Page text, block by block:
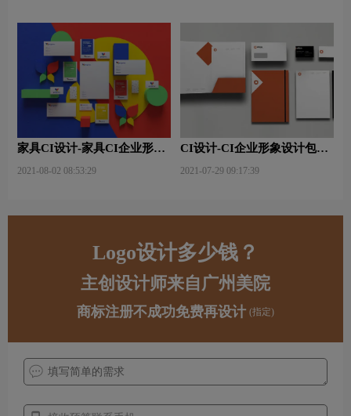
家具CI设计-家具CI企业形象
2021-08-02 08:53:29
CI设计-CI企业形象设计包含
2021-07-29 09:17:39
Logo设计多少钱？
主创设计师来自广州美院
商标注册不成功免费再设计 (指定)